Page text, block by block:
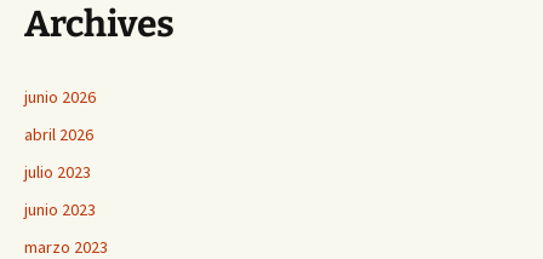
Archives
junio 2026
abril 2026
julio 2023
junio 2023
marzo 2023